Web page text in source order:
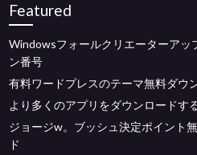
Featured
Windowsフォールクリエーターアッ
ン番号
有料ワードプレスのテーマ無料ダウ
より多くのアプリをダウンロードす
ジョージw。ブッシュ決定ポイント
ド